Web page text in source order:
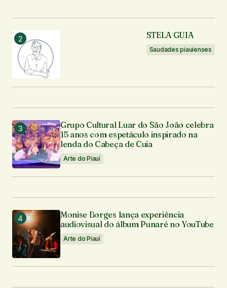
STELA GUIA
Saudades piauienses
Grupo Cultural Luar do São João celebra
15 anos com espetáculo inspirado na
lenda do Cabeça de Cuia
Arte do Piauí
Monise Borges lança experiência
audiovisual do álbum Punaré no YouTube
Arte do Piauí